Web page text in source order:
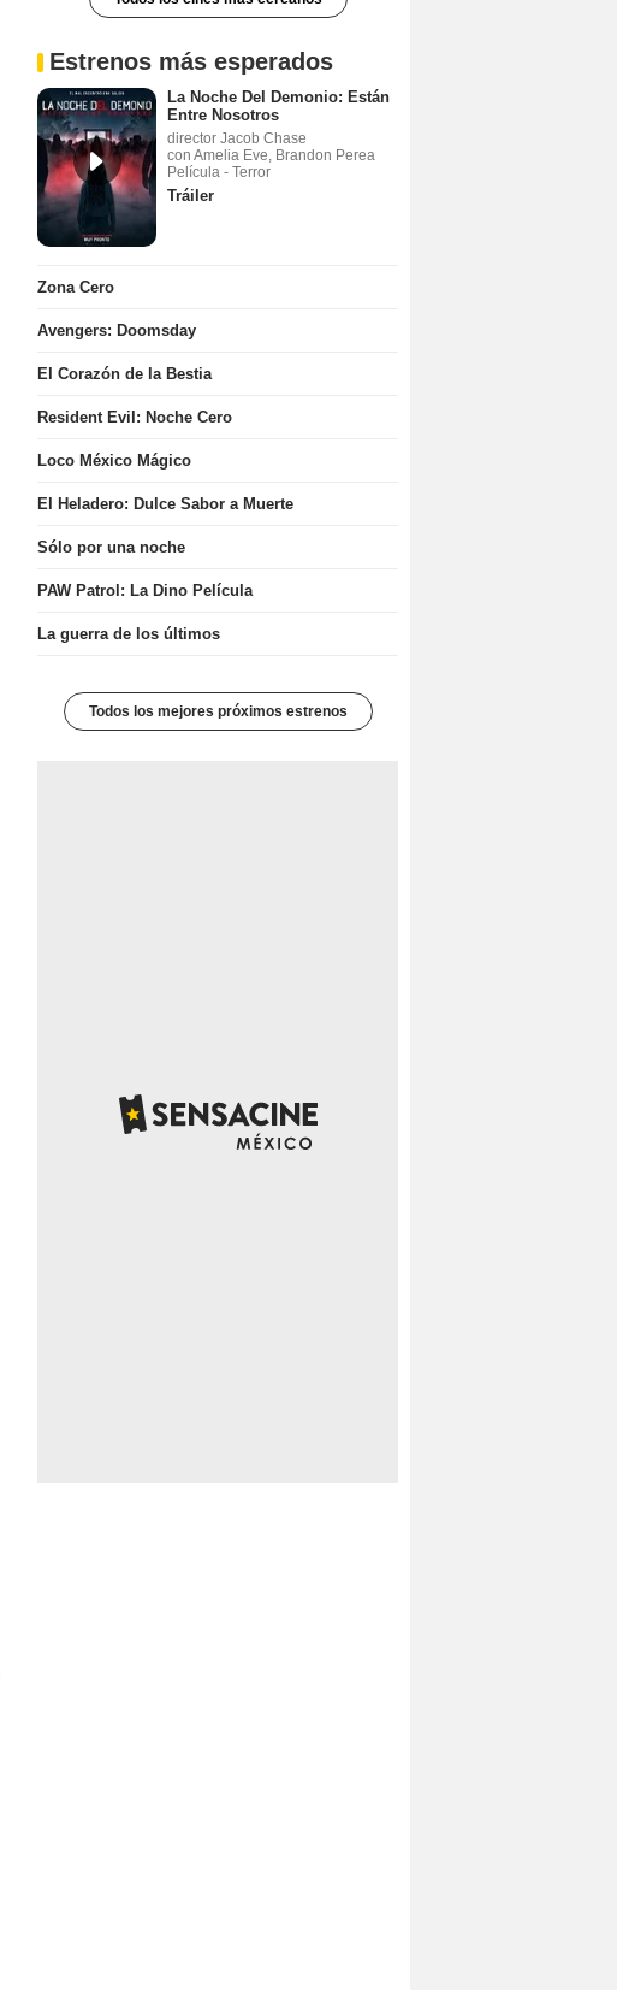
Estrenos más esperados
La Noche Del Demonio: Están
Entre Nosotros
director Jacob Chase
con Amelia Eve, Brandon Perea
Película - Terror
Tráiler
Zona Cero
Avengers: Doomsday
El Corazón de la Bestia
Resident Evil: Noche Cero
Loco México Mágico
El Heladero: Dulce Sabor a Muerte
Sólo por una noche
PAW Patrol: La Dino Película
La guerra de los últimos
Todos los mejores próximos estrenos